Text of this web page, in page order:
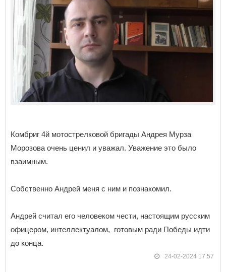
Комбриг 4й мотострелковой бригады Андрея Мурза
Морозова очень ценил и уважал. Уважение это было
взаимным.
Собственно Андрей меня с ним и познакомил.
Андрей считал его человеком чести, настоящим русским
офицером, интеллектуалом, готовым ради Победы идти
до конца.
24-02-2024 17:57